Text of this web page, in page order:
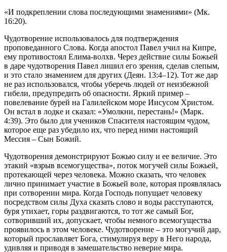
«И подкреплении слова последующими знамениями» (Мк.
16:20).
Чудотворение использовалось для подтверждения
проповеданного Слова. Когда апостол Павел учил на Кипре,
ему противостоял Елима-волхв. Через действие силы Божьей
в даре чудотворения Павел лишил его зрения, сделав слепым,
и это стало знамением для других (Деян. 13:4–12). Тот же дар
не раз использовался, чтобы уберечь людей от неизбежной
гибели, предупредить об опасности. Яркий пример –
повелевание бурей на Галилейском море Иисусом Христом.
Он встал в лодке и сказал: «Умолкни, перестань!» (Марк.
4:39). Это было для учеников Спасителя настоящим чудом,
которое еще раз убедило их, что перед ними настоящий
Мессия – Сын Божий.
Чудотворения демонстрируют Божью силу и ее величие. Это
этакий «взрыв всемогущества», поток могучей силы Божьей,
протекающей через человека. Можно сказать, что человек
лично принимает участие в Божьей воле, которая проявлялась
при сотворении мира. Когда Господь попущает человеку
посредством силы Духа сказать слово и воды расступаются,
буря утихает, горы раздвигаются, то тот же самый Бог,
сотворивший их, допускает, чтобы немного всемогущества
проявилось в этом человеке. Чудотворение – это могучий дар,
который прославляет Бога, стимулируя веру в Него народа,
удивляя и приводя в замешательство неверие мира.